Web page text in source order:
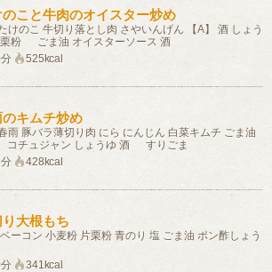
のこと牛肉のオイスター炒め
けのこ 牛切り落とし肉 さやいんげん 【A】 酒 しょう
粉 ごま油 オイスターソース 酒
525kcal
キムチ炒め
雨 豚バラ薄切り肉 にら にんじん 白菜キムチ ごま油
コチュジャン しょうゆ 酒 すりごま
428kcal
大根もち
ーコン 小麦粉 片栗粉 青のり 塩 ごま油 ポン酢しょう
341kcal